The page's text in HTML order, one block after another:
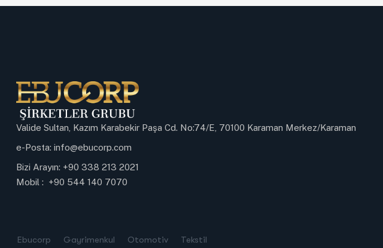
Valide Sultan, Kazım Karabekir Paşa Cd. No:74/E, 70100 Karaman Merkez/Karaman
e-Posta: info@ebucorp.com
Bizi Arayın: +90 338 213 2021
Mobil : +90 544 140 7070
Ebucorp Gayrimenkul Otomotiv Tekstil